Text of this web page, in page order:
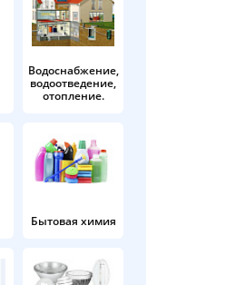
Водоснабжение,
водоотведение,
отопление.
Бытовая химия